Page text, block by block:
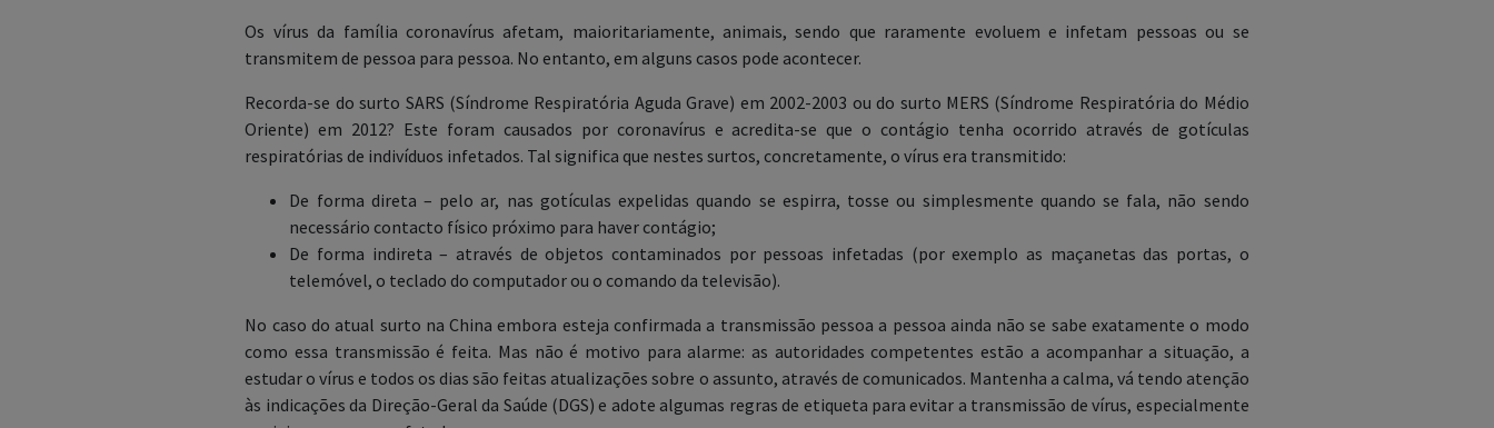
Os vírus da família coronavírus afetam, maioritariamente, animais, sendo que raramente evoluem e infetam pessoas ou se
transmitem de pessoa para pessoa. No entanto, em alguns casos pode acontecer.
Recorda-se do surto SARS (Síndrome Respiratória Aguda Grave) em 2002-2003 ou do surto MERS (Síndrome Respiratória do Médio
Oriente) em 2012? Este foram causados por coronavírus e acredita-se que o contágio tenha ocorrido através de gotículas
respiratórias de indivíduos infetados. Tal significa que nestes surtos, concretamente, o vírus era transmitido:
De forma direta – pelo ar, nas gotículas expelidas quando se espirra, tosse ou simplesmente quando se fala, não sendo
necessário contacto físico próximo para haver contágio;
De forma indireta – através de objetos contaminados por pessoas infetadas (por exemplo as maçanetas das portas, o
telemóvel, o teclado do computador ou o comando da televisão).
No caso do atual surto na China embora esteja confirmada a transmissão pessoa a pessoa ainda não se sabe exatamente o modo
como essa transmissão é feita. Mas não é motivo para alarme: as autoridades competentes estão a acompanhar a situação, a
estudar o vírus e todos os dias são feitas atualizações sobre o assunto, através de comunicados. Mantenha a calma, vá tendo atenção
às indicações da Direção-Geral da Saúde (DGS) e adote algumas regras de etiqueta para evitar a transmissão de vírus, especialmente